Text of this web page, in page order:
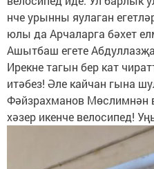
нче урынны яулаган
юлы да Арчаларга бәхет
Ашытбаш егете
Ирекне тагын бер кат
итәбез! Әле кайчан гына
Фәйзрахманов Мөслимнән
хәзер икенче велосипед!